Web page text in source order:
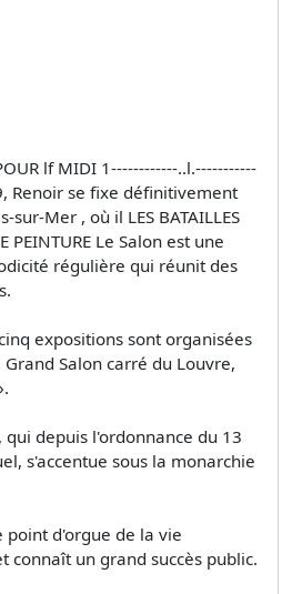
lf MIDI 1------------..l.-----------
Renoir se fixe définitivement
Mer , où il LES BATAILLES
PEINTURE Le Salon est une
régulière qui réunit des
expositions sont organisées
Salon carré du Louvre,
depuis l'ordonnance du 13
s'accentue sous la monarchie
point d'orgue de la vie
connaît un grand succès public.